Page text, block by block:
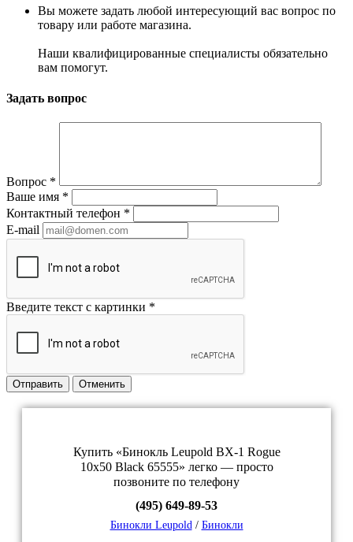
Вы можете задать любой интересующий вас вопрос по
товару или работе магазина.
Наши квалифицированные специалисты обязательно
вам помогут.
Задать вопрос
Вопрос *
Ваше имя *
Контактный телефон *
E-mail
Введите текст с картинки *
Отправить Отменить
Купить «Бинокль Leupold BX-1 Rogue
10x50 Black 65555» легко — просто
позвоните по телефону
(495) 649-89-53
Бинокли Leupold/ Бинокли